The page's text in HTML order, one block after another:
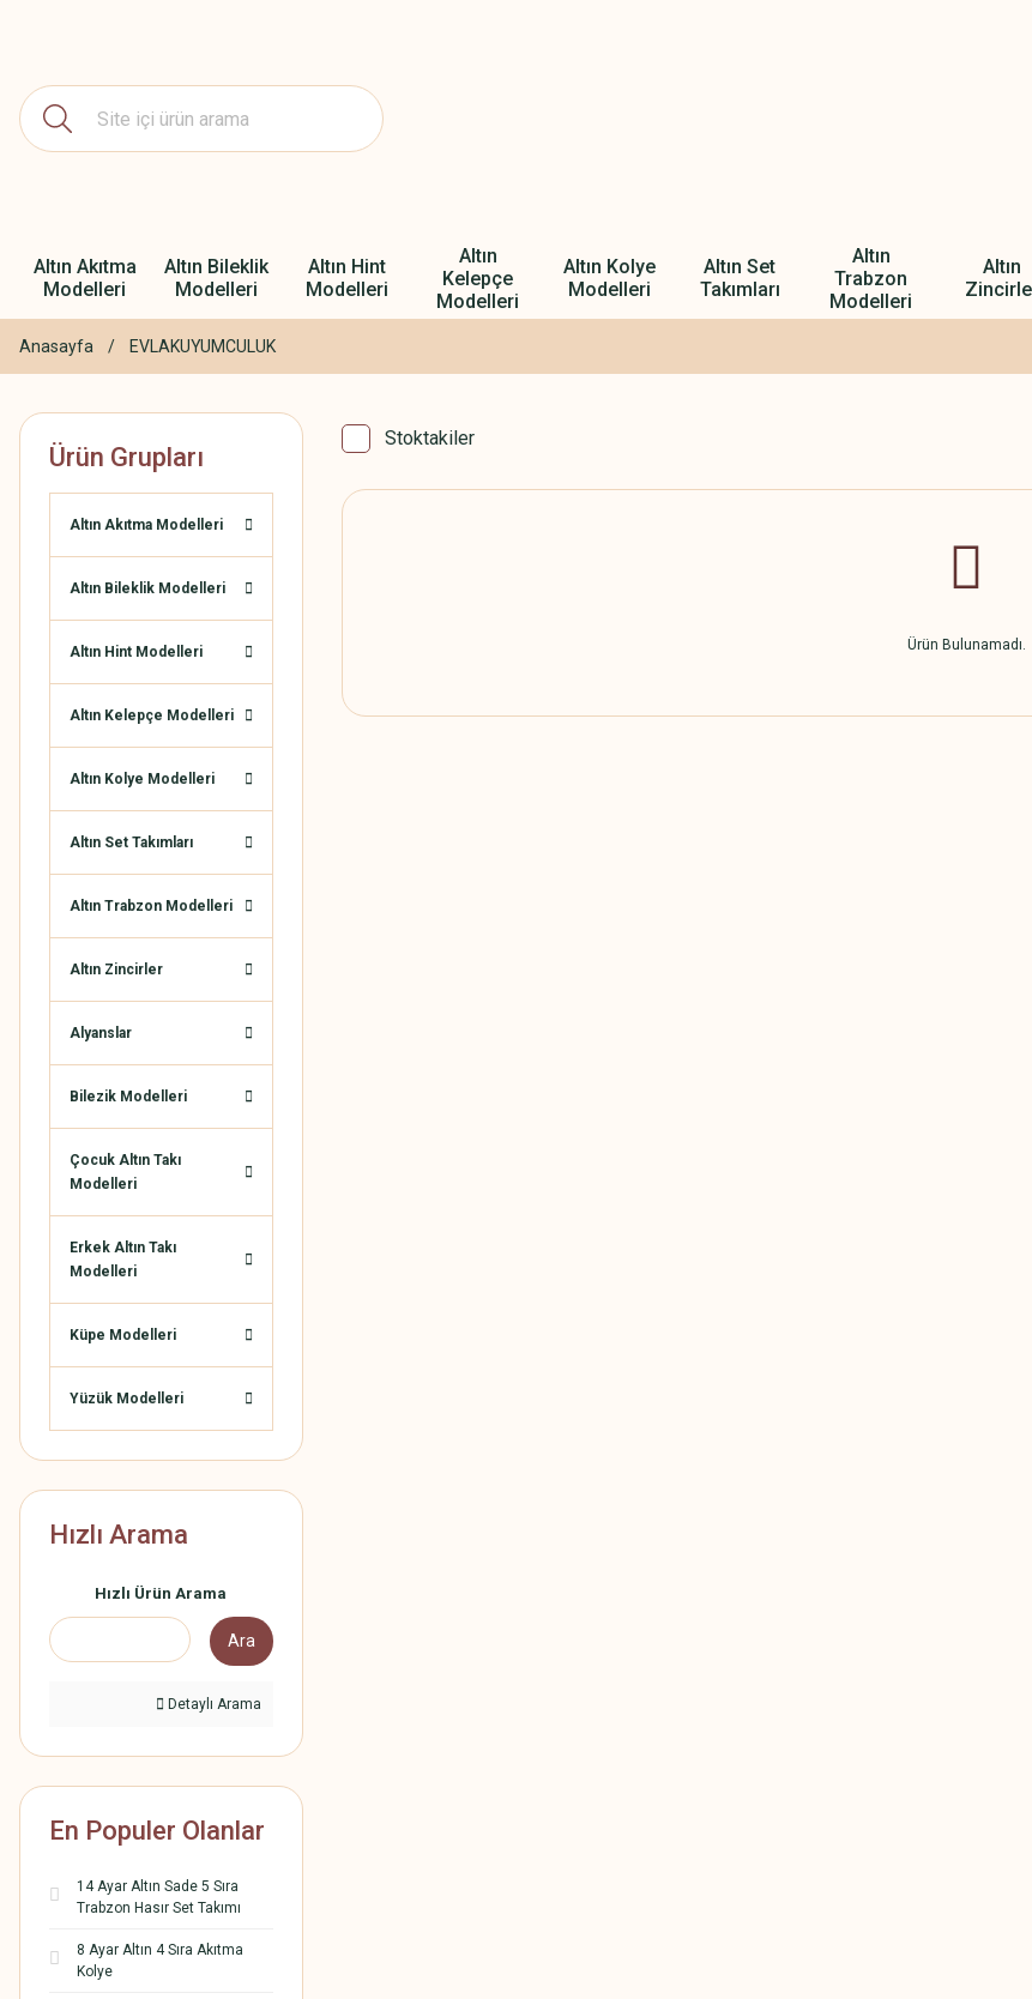
Altın Akıtma
Modelleri
Altın Bileklik
Modelleri
Altın Hint
Modelleri
Altın
Kelepçe
Modelleri
Altın Kolye
Modelleri
Altın Set
Takımları
Altın
Trabzon
Modelleri
Altın
Anasayfa EVLAKUYUMCULUK
Ürün Grupları
Altın Akıtma Modelleri
Altın Bileklik Modelleri
Altın Hint Modelleri
Altın Kelepçe Modelleri
Altın Kolye Modelleri
Altın Set Takımları
Altın Trabzon Modelleri
Altın Zincirler
Alyanslar
Bilezik Modelleri
Çocuk Altın Takı
Modelleri
Erkek Altın Takı
Modelleri
Küpe Modelleri
Yüzük Modelleri
Hızlı Arama
Hızlı Ürün Arama
Ara
Detaylı Arama
En Populer Olanlar
14 Ayar Altın Sade 5 Sıra
Trabzon Hasır Set Takımı
8 Ayar Altın 4 Sıra Akıtma
Kolye
Stoktakiler
Ürün Bulunamadı.